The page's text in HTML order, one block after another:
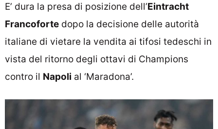
E’ dura la presa di posizione dell’Eintracht
Francoforte dopo la decisione delle autorità
italiane di vietare la vendita ai tifosi tedeschi in
vista del ritorno degli ottavi di Champions
contro il Napoli al ‘Maradona’.